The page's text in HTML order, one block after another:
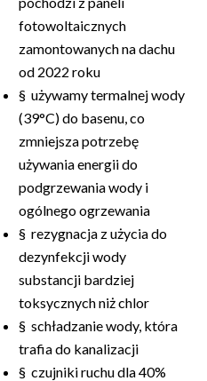
fotowoltaicznych
zamontowanych na dachu
od 2022 roku
§ używamy termalnej wody
(39°C) do basenu, co
zmniejsza potrzebę
używania energii do
podgrzewania wody i
ogólnego ogrzewania
§ rezygnacja z użycia do
dezynfekcji wody
substancji bardziej
toksycznych niż chlor
§ schładzanie wody, która
trafia do kanalizacji
§ czujniki ruchu dla 40%